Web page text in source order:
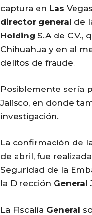
captura en Las
director general de
Holding S.A de C.V.,
Chihuahua y en al
delitos de fraude.
Posiblemente sería
Jalisco, en donde
investigación.
La confirmación de
de abril, fue
Seguridad de la
la Dirección General
La Fiscalía General